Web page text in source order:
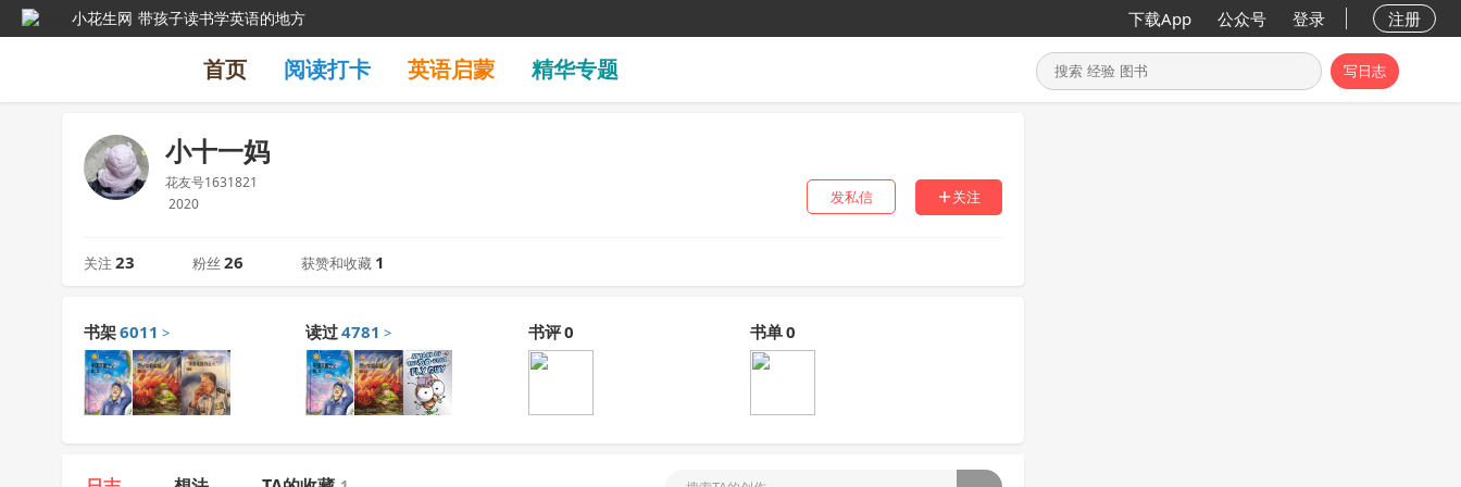
小花生网 带孩子读书学英语的地方 下载App 公众号 登录 注册
首页 阅读打卡 英语启蒙 精华专题 写日志
小十一妈
花友号1631821
2020
发私信 关注
关注 23 粉丝 26 获赞和收藏 1
书架6011 > 读过4781 > 书评0 书单0